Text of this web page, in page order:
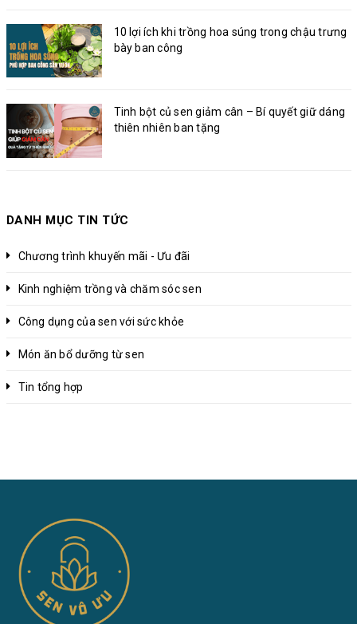
10 lợi ích khi trồng hoa súng trong chậu trưng
bày ban công
Tinh bột củ sen giảm cân – Bí quyết giữ dáng
thiên nhiên ban tặng
DANH MỤC TIN TỨC
Chương trình khuyến mãi - Ưu đãi
Kinh nghiệm trồng và chăm sóc sen
Công dụng của sen với sức khỏe
Món ăn bổ dưỡng từ sen
Tin tổng hợp